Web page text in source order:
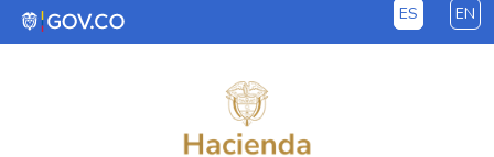
Saltar al contenido principal ES EN